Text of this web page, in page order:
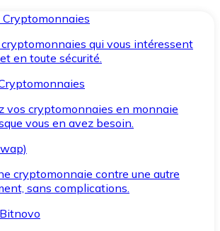
qui vous intéressent
en toute sécurité.
vos cryptomonnaies en monnaie
vous en avez besoin.
cryptomonnaie contre une autre
sans complications.